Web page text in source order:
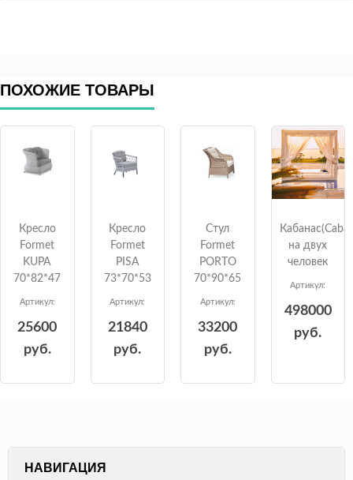
ПОХОЖИЕ ТОВАРЫ
Кресло
Formet
KUPA
70*82*47
Артикул:
25600
руб.
Кресло
Formet
PISA
73*70*53
Артикул:
21840
руб.
Стул
Formet
PORTO
70*90*65
Артикул:
33200
руб.
на двух
человек
Артикул:
498000
руб.
НАВИГАЦИЯ